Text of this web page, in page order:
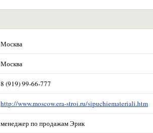
Москва
Москва
8 (919) 99-66-777
http://www.moscow.era-stroi.ru/sipuchiemateriali.htm
менеджер по продажам Эрик